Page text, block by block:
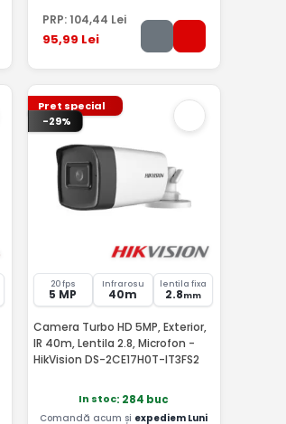
PRP: 104,44 Lei
95,99 Lei
Pret special
-29%
20 fps
5 MP
Infrarosu
40m
lentila fixa
2.8mm
Camera Turbo HD 5MP, Exterior,
IR 40m, Lentila 2.8, Microfon -
HikVision DS-2CE17H0T-IT3FS2
In stoc: 284 buc
Comandă acum și expediem Luni